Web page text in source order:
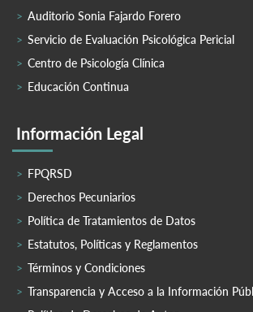
Auditorio Sonia Fajardo Forero
Servicio de Evaluación Psicológica Pericial
Centro de Psicología Clínica
Educación Continua
Información Legal
FPQRSD
Derechos Pecuniarios
Política de Tratamientos de Datos
Estatutos, Políticas y Reglamentos
Términos y Condiciones
Transparencia y Acceso a la Información